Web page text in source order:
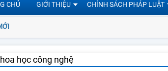
CHỦ GIỚI THIỆU CHÍNH SÁCH PHÁP LUẬT
học công nghệ